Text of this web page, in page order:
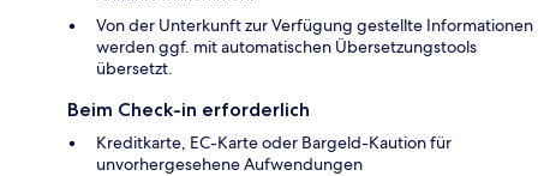
Von der Unterkunft zur Verfügung gestellte Informationen
werden ggf. mit automatischen Übersetzungstools
übersetzt.
Beim Check-in erforderlich
Kreditkarte, EC-Karte oder Bargeld-Kaution für
unvorhergesehene Aufwendungen